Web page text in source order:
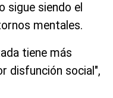
sigue siendo el
mentales.
tiene más
disfunción social",